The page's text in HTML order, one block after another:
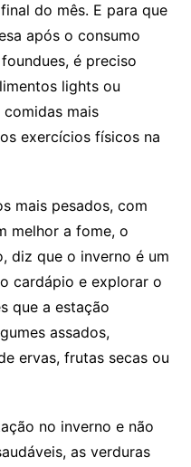
do mês. E para que
após o consumo
é preciso
lights ou
mais
exercícios físicos na
mais pesados, com
melhor a fome, o
diz que o inverno é um
cardápio e explorar o
que a estação
assados,
ervas, frutas secas ou
no inverno e não
as verduras